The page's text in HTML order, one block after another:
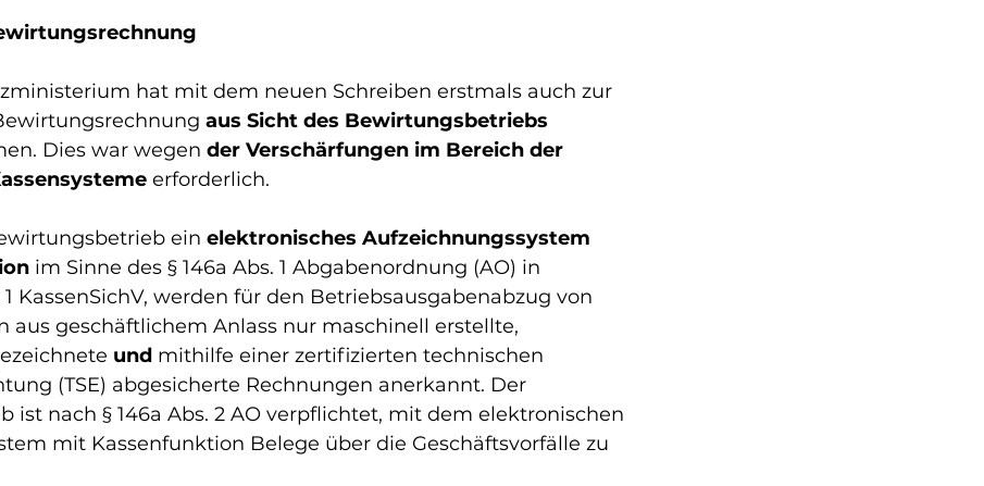
hat mit dem neuen Schreiben erstmals auch zur
aus Sicht des Bewirtungsbetriebs
Dies war wegen der Verschärfungen im Bereich der
erforderlich.
ein elektronisches Aufzeichnungssystem
im Sinne des § 146a Abs. 1 Abgabenordnung (AO) in
KassenSichV, werden für den Betriebsausgabenabzug von
aus geschäftlichem Anlass nur maschinell erstellte,
und mithilfe einer zertifizierten technischen
(TSE) abgesicherte Rechnungen anerkannt. Der
ist nach § 146a Abs. 2 AO verpflichtet, mit dem elektronischen
mit Kassenfunktion Belege über die Geschäftsvorfälle zu